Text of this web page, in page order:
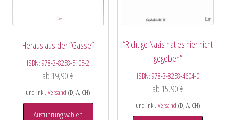
Heraus aus der “Gasse”
ISBN:978-3-8258-5105-2
ab 19,90€
und inkl.Versand (D, A, CH)
Ausführung wählen
“Richtige Nazis hat es hier nicht
gegeben”
ISBN: 978-3-8258-4604-0
ab 15,90 €
und inkl. Versand (D, A, CH)